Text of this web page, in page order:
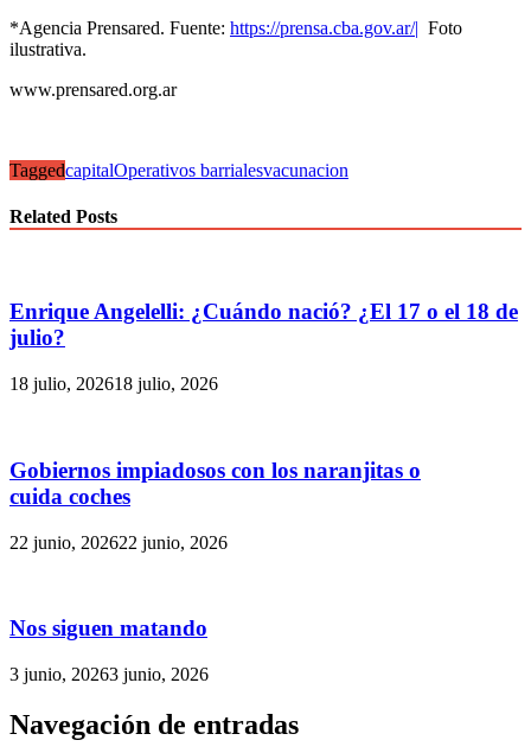
*Agencia Prensared. Fuente: https://prensa.cba.gov.ar/| Foto
ilustrativa.
www.prensared.org.ar
TaggedcapitalOperativos barrialesvacunacion
Related Posts
Enrique Angelelli: ¿Cuándo nació? ¿El 17 o el 18 de
julio?
18 julio, 202618 julio, 2026
Gobiernos impiadosos con los naranjitas o
cuida coches
22 junio, 202622 junio, 2026
Nos siguen matando
3 junio, 20263 junio, 2026
Navegación de entradas